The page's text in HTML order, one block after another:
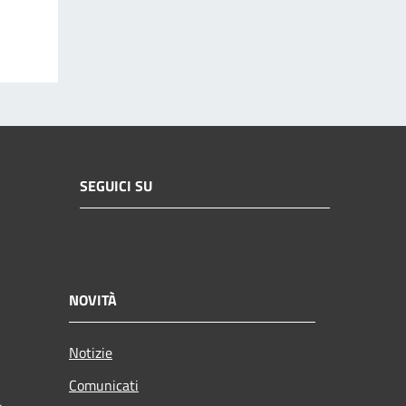
SEGUICI SU
NOVITÀ
Notizie
Comunicati